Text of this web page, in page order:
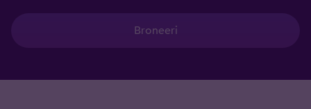
Broneeri